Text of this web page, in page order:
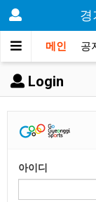
경
메인 공
Login
아이디